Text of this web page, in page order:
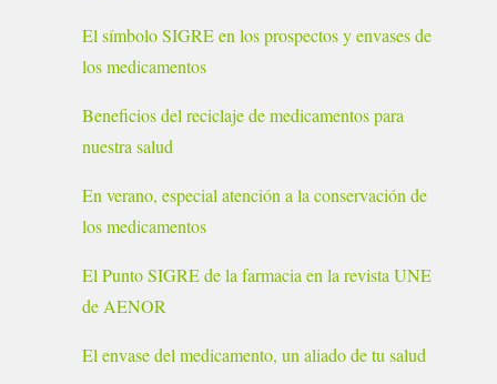
El símbolo SIGRE en los prospectos y envases de
los medicamentos
Beneficios del reciclaje de medicamentos para
nuestra salud
En verano, especial atención a la conservación de
los medicamentos
El Punto SIGRE de la farmacia en la revista UNE
de AENOR
El envase del medicamento, un aliado de tu salud